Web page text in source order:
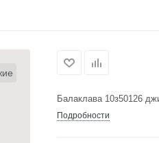
Балаклава 10з50126
Подробности